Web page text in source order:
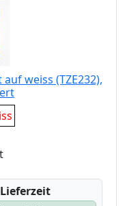
weiss (TZE232),